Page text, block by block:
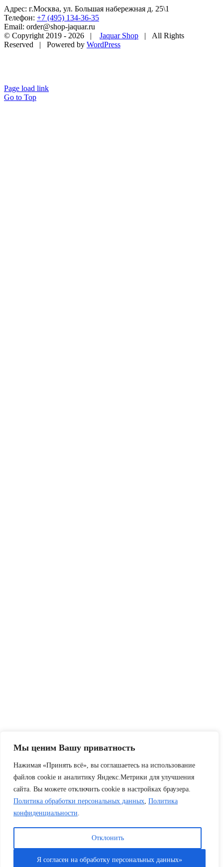
Мы ценим Вашу приватность
Нажимая «Принять всё», вы соглашаетесь на использование
файлов cookie и аналитику Яндекс.Метрики для улучшения
сайта. Вы можете отключить cookie в настройках браузера.
Политика обработки персональных данных, Политика
конфиденциальности.
Отклонить
Я согласен на обработку персональных данных»
Адрес: г.Москва, ул. Большая набережная д. 25\1
Телефон: +7 (495) 134-36-35
Email: order@shop-jaquar.ru
© Copyright 2019 - 2026 | Jaquar Shop | All Rights
Reserved | Powered by WordPress
Page load link
Go to Top